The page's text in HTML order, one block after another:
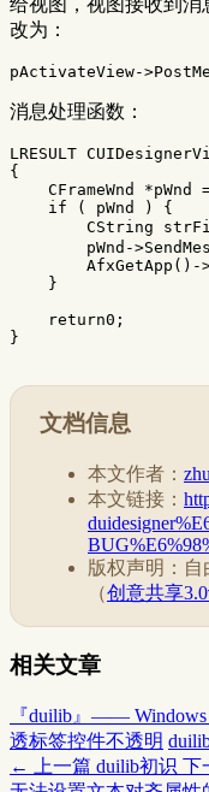
改为：
pActivateView->
消息处理函数：
LRESULT
{
CFrameWnd
*pWnd
if
( pWnd )
{
CString
pWnd ->
AfxGetApp () -
}
return0 ;
}
文档信息
本文作者：
本文链接：
版权声明：自
（创意共享
相关文章
『duilib』——
透标签控件不透明
← 上一篇 duilib初识 下